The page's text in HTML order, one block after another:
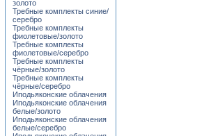
золото
Требные комплекты синие/
серебро
Требные комплекты
фиолетовые/золото
Требные комплекты
фиолетовые/серебро
Требные комплекты
чёрные/золото
Требные комплекты
чёрные/серебро
Иподьяконские облачения
Иподьяконские облачения
белые/золото
Иподьяконские облачения
белые/серебро